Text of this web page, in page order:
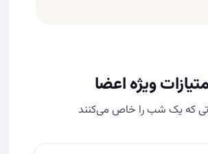
پرزنت متریال لوکس چگونه است؟
ویژه اعضا
که یک شب را خاص می‌کنند